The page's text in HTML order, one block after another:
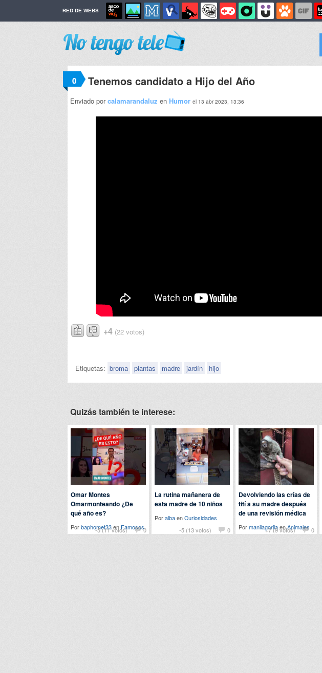
RED DE WEBS
0 Tenemos candidato a Hijo del Año
Enviado porcalamarandaluz en Humor el 13 abr 2023, 13:36
+4 (22 votos)
Etiquetas: broma plantas madre jardín hijo
Quizás también te interese:
-5 (11 votos) 0
Omar Montes
Omarmonteando ¿De
qué año es?
Porbaphomet33en Famosos -5 (13 votos) 0
La rutina mañanera de
esta madre de 10 niños
PoralbaenCuriosidades
+7 (9 votos)
0
Devolviendo las crías de
tití a su madre después
de una revisión médica
PormanilagorilaenAnimales